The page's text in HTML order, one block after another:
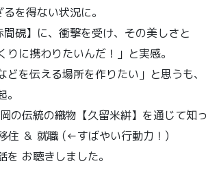
を得ない状況に。
硯】に、衝撃を受け、その美しさと
に携わりたいんだ！」と実感。
を伝える場所を作りたい」と思うも、
の伝統の織物【久留米絣】を通じて知
住 ＆ 就職 (←すばやい行動力！)
お聴きしました。